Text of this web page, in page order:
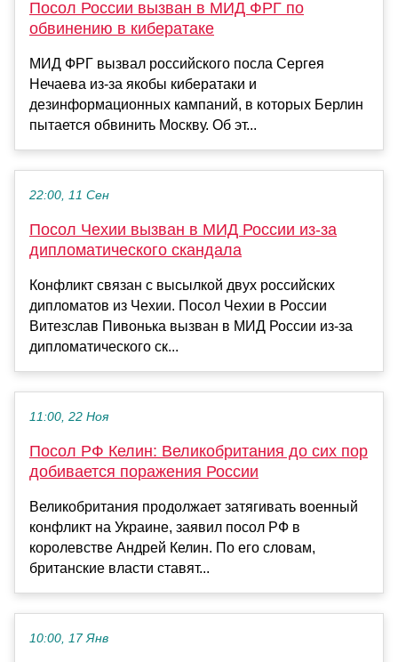
Посол России вызван в МИД ФРГ по
обвинению в кибератаке
МИД ФРГ вызвал российского посла Сергея
Нечаева из-за якобы кибератаки и
дезинформационных кампаний, в которых Берлин
пытается обвинить Москву. Об эт...
22:00, 11 Сен
Посол Чехии вызван в МИД России из-за
дипломатического скандала
Конфликт связан с высылкой двух российских
дипломатов из Чехии. Посол Чехии в России
Витезслав Пивонька вызван в МИД России из-за
дипломатического ск...
11:00, 22 Ноя
Посол РФ Келин: Великобритания до сих пор
добивается поражения России
Великобритания продолжает затягивать военный
конфликт на Украине, заявил посол РФ в
королевстве Андрей Келин. По его словам,
британские власти ставят...
10:00, 17 Янв